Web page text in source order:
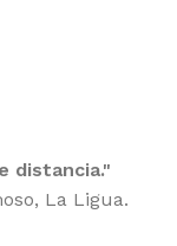
distancia."
La Ligua.